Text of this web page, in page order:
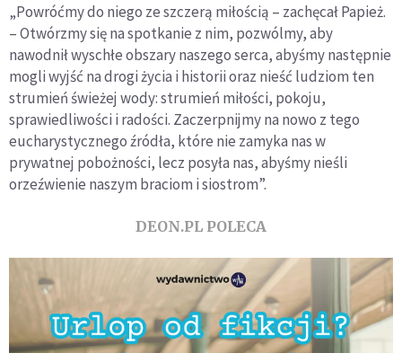
„Powróćmy do niego ze szczerą miłością – zachęcał Papież.
– Otwórzmy się na spotkanie z nim, pozwólmy, aby
nawodnił wyschłe obszary naszego serca, abyśmy następnie
mogli wyjść na drogi życia i historii oraz nieść ludziom ten
strumień świeżej wody: strumień miłości, pokoju,
sprawiedliwości i radości. Zaczerpnijmy na nowo z tego
eucharystycznego źródła, które nie zamyka nas w
prywatnej pobożności, lecz posyła nas, abyśmy nieśli
orzeźwienie naszym braciom i siostrom”.
DEON.PL POLECA